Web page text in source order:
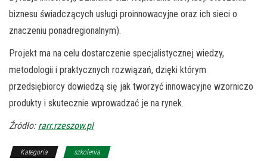
biznesu świadczących usługi proinnowacyjne oraz ich sieci o
znaczeniu ponadregionalnym).
Projekt ma na celu dostarczenie specjalistycznej wiedzy,
metodologii i praktycznych rozwiązań, dzięki którym
przedsiębiorcy dowiedzą się jak tworzyć innowacyjne wzorniczo
produkty i skutecznie wprowadzać je na rynek.
Źródło: rarr.rzeszow.pl
Kategoria szkolenia